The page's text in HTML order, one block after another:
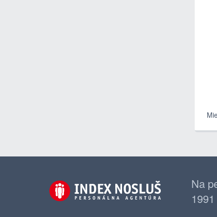
Na
1991